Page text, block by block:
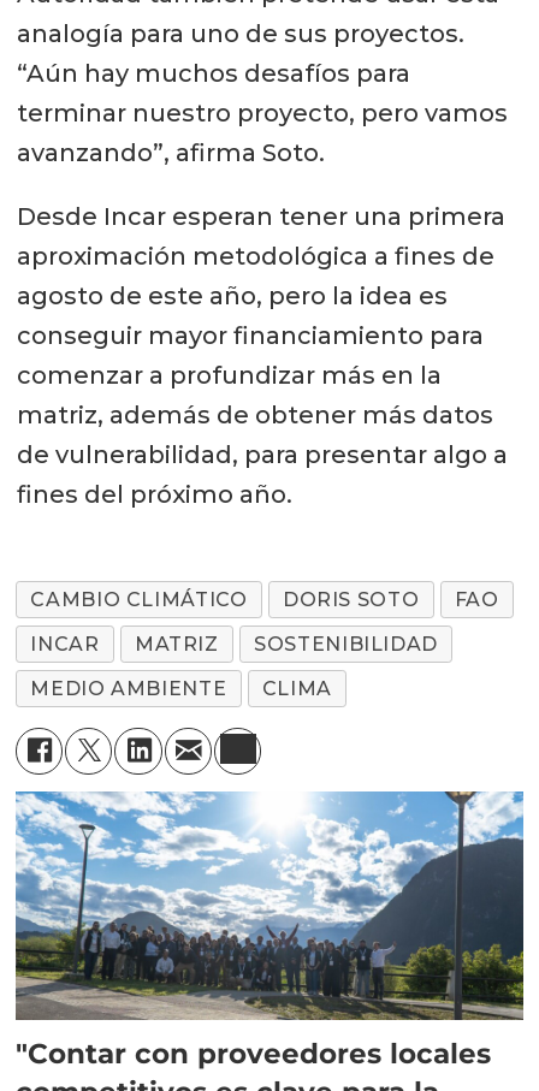
analogía para uno de sus proyectos.
“Aún hay muchos desafíos para
terminar nuestro proyecto, pero vamos
avanzando”, afirma Soto.
Desde Incar esperan tener una primera
aproximación metodológica a fines de
agosto de este año, pero la idea es
conseguir mayor financiamiento para
comenzar a profundizar más en la
matriz, además de obtener más datos
de vulnerabilidad, para presentar algo a
fines del próximo año.
CAMBIO CLIMÁTICO DORIS SOTO
FAO
INCAR
MATRIZ
SOSTENIBILIDAD
MEDIO AMBIENTE
CLIMA
"Contar con proveedores locales